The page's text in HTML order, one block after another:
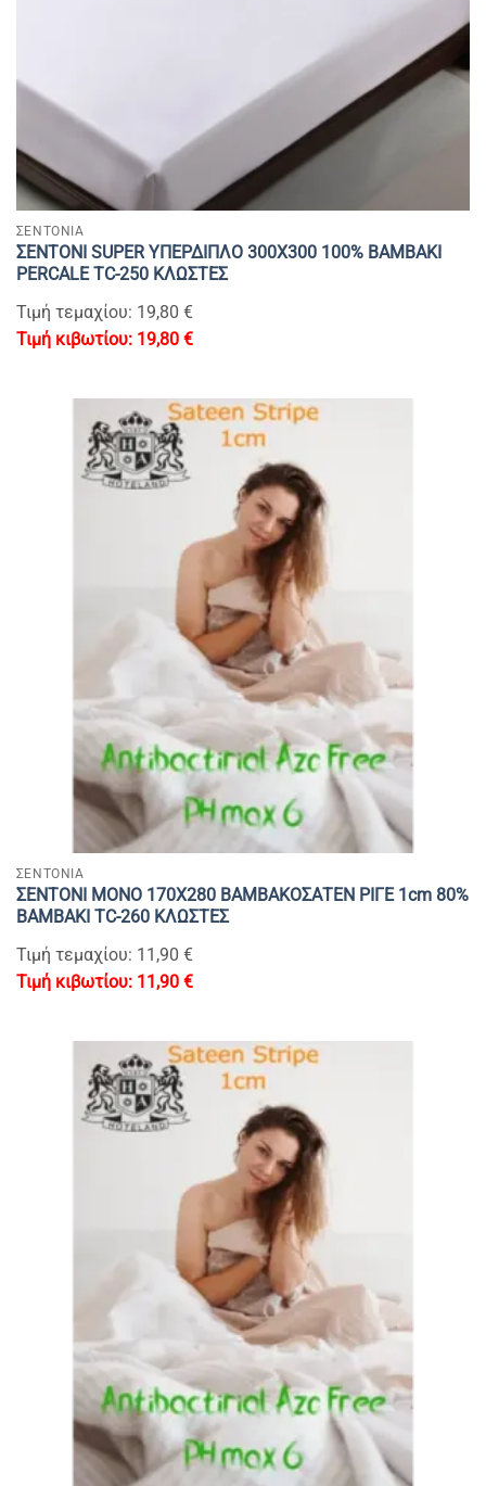
ΣΕΝΤΟΝΙΑ
ΣΕΝΤΟΝΙ SUPER YΠΕΡΔΙΠΛΟ 300Χ300 100% BAMBAKI
PERCALE TC-250 ΚΛΩΣΤΕΣ
Τιμή τεμαχίου: 19,80 €
19,80 €
ΣΕΝΤΟΝΙΑ
ΣΕΝΤΟΝΙ ΜΟΝΟ 170Χ280 ΒΑΜΒΑΚΟΣΑΤΕΝ ΡΙΓΕ 1cm 80%
BAMBAKI TC-260 ΚΛΩΣΤΕΣ
Τιμή τεμαχίου: 11,90 €
11,90 €